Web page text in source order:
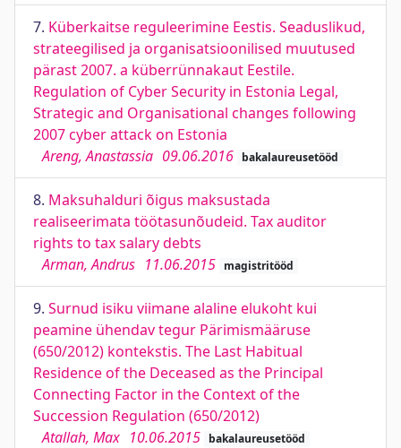
7. Küberkaitse reguleerimine Eestis. Seaduslikud,
strateegilised ja organisatsioonilised muutused
pärast 2007. a küberrünnakaut Eestile.
Regulation of Cyber Security in Estonia Legal,
Strategic and Organisational changes following
2007 cyber attack on Estonia
Areng, Anastassia 09.06.2016 bakalaureusetööd
8. Maksuhalduri õigus maksustada
realiseerimata töötasunõudeid. Tax auditor
rights to tax salary debts
Arman, Andrus 11.06.2015 magistritööd
9. Surnud isiku viimane alaline elukoht kui
peamine ühendav tegur Pärimismääruse
(650/2012) kontekstis. The Last Habitual
Residence of the Deceased as the Principal
Connecting Factor in the Context of the
Succession Regulation (650/2012)
Atallah, Max 10.06.2015 bakalaureusetööd